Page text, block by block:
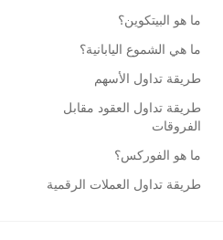
ما هو البيتكوين؟
ما هي الشموع اليابانية؟
طريقة تداول الأسهم
طريقة تداول العقود مقابل
الفروقات
ما هو الفوركس؟
طريقة تداول العملات الرقمية